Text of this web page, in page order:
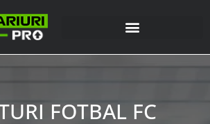
FOTBAL FC